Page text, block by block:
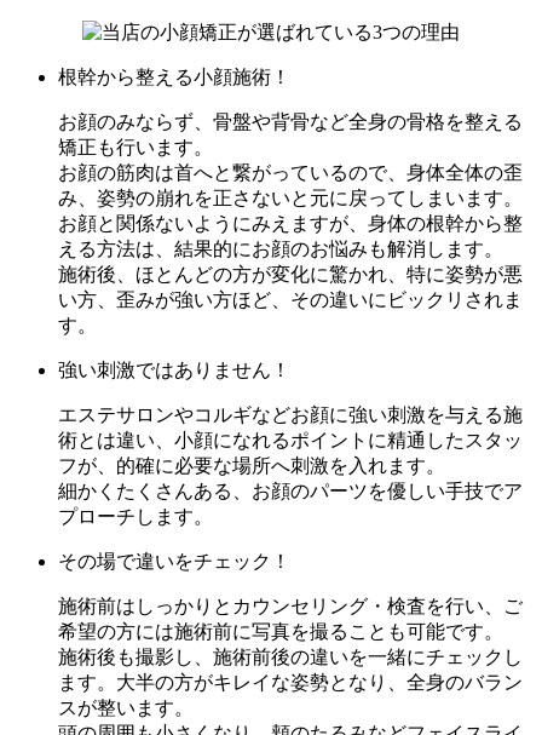
根幹から整える小顔施術！
お顔のみならず、骨盤や背骨など全身の骨格を整える
矯正も行います。
お顔の筋肉は首へと繋がっているので、身体全体の歪
み、姿勢の崩れを正さないと元に戻ってしまいます。
お顔と関係ないようにみえますが、身体の根幹から整
える方法は、結果的にお顔のお悩みも解消します。
施術後、ほとんどの方が変化に驚かれ、特に姿勢が悪
い方、歪みが強い方ほど、その違いにビックリされま
す。
強い刺激ではありません！
エステサロンやコルギなどお顔に強い刺激を与える施
術とは違い、小顔になれるポイントに精通したスタッ
フが、的確に必要な場所へ刺激を入れます。
細かくたくさんある、お顔のパーツを優しい手技でア
プローチします。
その場で違いをチェック！
施術前はしっかりとカウンセリング・検査を行い、ご
希望の方には施術前に写真を撮ることも可能です。
施術後も撮影し、施術前後の違いを一緒にチェックし
ます。大半の方がキレイな姿勢となり、全身のバラン
スが整います。